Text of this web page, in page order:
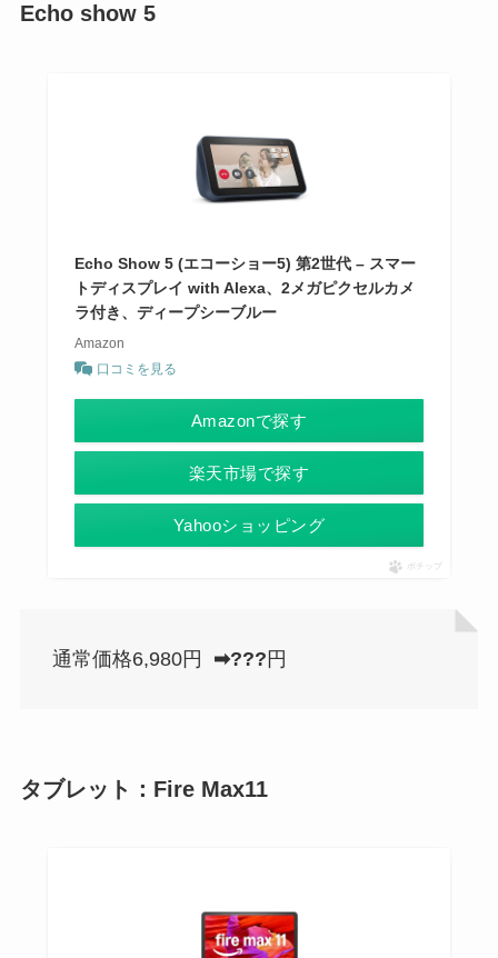
Echo show 5
Echo Show 5 (エコーショー5) 第2世代 – スマー
トディスプレイ with Alexa、2メガピクセルカメ
ラ付き、ディープシーブルー
Amazon
口コミを見る
Amazonで探す
楽天市場で探す
Yahooショッピング
ポチップ
通常価格6,980円 ➡???円
タブレット：Fire Max11